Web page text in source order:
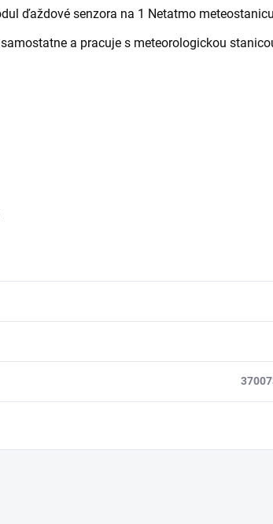
ďaždové senzora na 1 Netatmo
a pracuje s meteorologickou